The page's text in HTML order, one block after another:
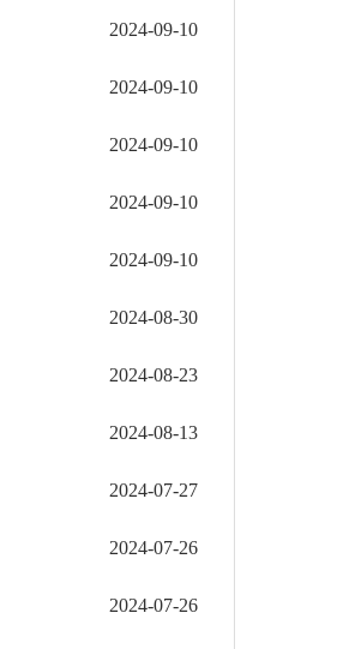
2024-09-10
2024-09-10
2024-09-10
2024-09-10
2024-09-10
2024-08-30
2024-08-23
2024-08-13
2024-07-27
2024-07-26
2024-07-26